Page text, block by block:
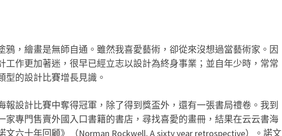
鴉，繪畫是無師自通。雖然我喜愛藝術，卻從來沒想過當藝術家。因
工作更加著迷，很早已經立志以設計為終身事業；並自年少時，常常
型的設計比賽增長見識。
報設計比賽中奪得冠軍，除了得到獎盃外，還有一張書局禮卷。我到
家專門售賣外國入口書籍的書店，尋找喜愛的畫冊，結果在云云書海
文六十年回顧》（Norman Rockwell, A sixty year retrospective）。諾文